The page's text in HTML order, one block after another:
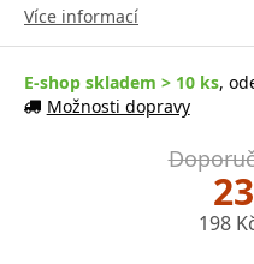
Více informací
E-shop skladem > 10 ks,
Možnosti dopravy
198